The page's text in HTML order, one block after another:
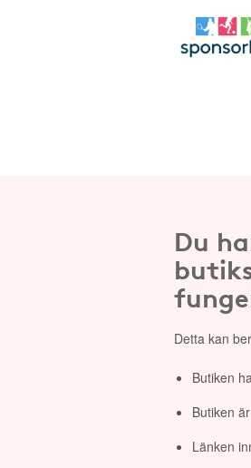
Du
Detta kan
Butiken
Butiken
Länken